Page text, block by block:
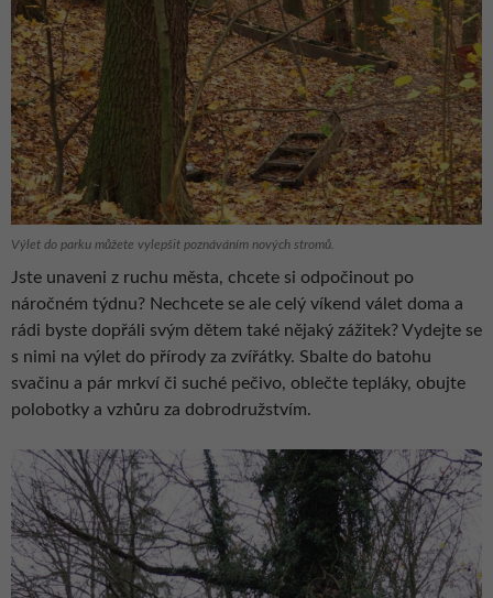
Výlet do parku můžete vylepšit poznáváním nových stromů.
Jste unaveni z ruchu města, chcete si odpočinout po
náročném týdnu? Nechcete se ale celý víkend válet doma a
rádi byste dopřáli svým dětem také nějaký zážitek? Vydejte se
s nimi na výlet do přírody za zvířátky. Sbalte do batohu
svačinu a pár mrkví či suché pečivo, oblečte tepláky, obujte
polobotky a vzhůru za dobrodružstvím.